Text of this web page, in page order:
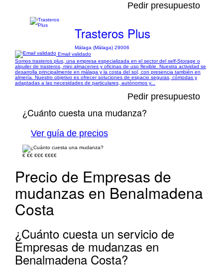
Pedir presupuesto
Trasteros Plus
Málaga (Málaga) 29006
Email validado
Somos trasteros plus, una empresa especializada en el sector del self-Storage o
alquiler de trasteros, mini almacenes y oficinas de uso flexible. Nuestra actividad se
desarrolla principalmente en málaga y la costa del sol, con presencia también en
almería. Nuestro objetivo es ofrecer soluciones de espacio seguras, cómodas y
adaptadas a las necesidades de particulares, autónomos y...
Pedir presupuesto
¿Cuánto cuesta una mudanza?
Ver guía de precios
€ €€ €€€ €€€€
Precio de Empresas de
mudanzas en Benalmadena
Costa
¿Cuánto cuesta un servicio de
Empresas de mudanzas en
Benalmadena Costa?